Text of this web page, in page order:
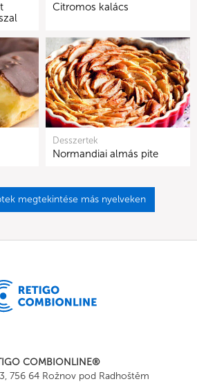
Citromos kalács
Desszertek
Normandiai almás pite
megtekintése más nyelveken
COMBIONLINE®
756 64 Rožnov pod Radhoštěm